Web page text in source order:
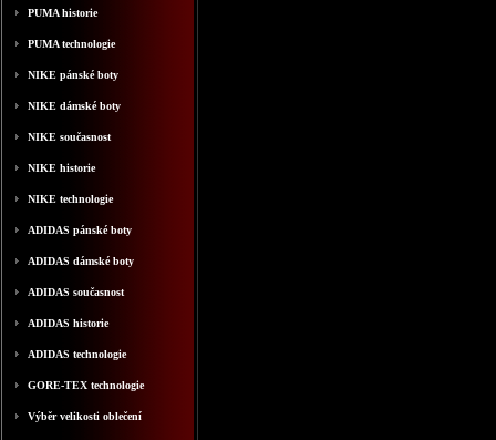
PUMA historie
PUMA technologie
NIKE pánské boty
NIKE dámské boty
NIKE současnost
NIKE historie
NIKE technologie
ADIDAS pánské boty
ADIDAS dámské boty
ADIDAS současnost
ADIDAS historie
ADIDAS technologie
GORE-TEX technologie
Výběr velikosti oblečení